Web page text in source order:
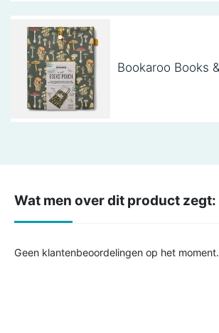
Wat men over dit product zegt:
Geen klantenbeoordelingen op het moment.